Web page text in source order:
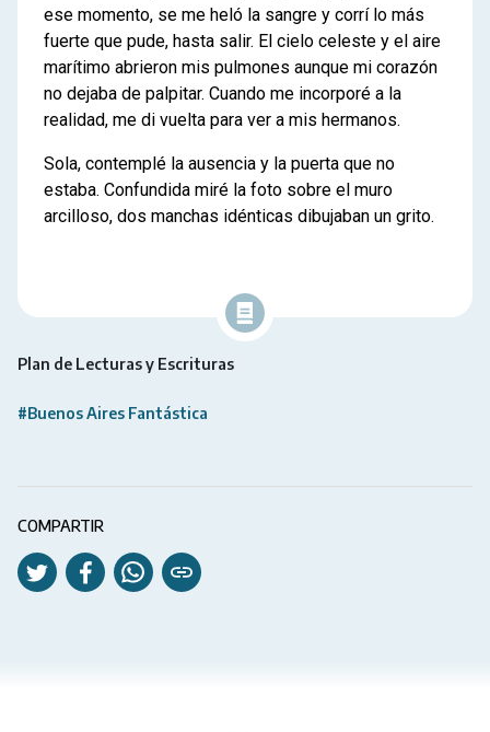
ese momento, se me heló la sangre y corrí lo más
fuerte que pude, hasta salir. El cielo celeste y el aire
marítimo abrieron mis pulmones aunque mi corazón
no dejaba de palpitar. Cuando me incorporé a la
realidad, me di vuelta para ver a mis hermanos.
Sola, contemplé la ausencia y la puerta que no
estaba. Confundida miré la foto sobre el muro
arcilloso, dos manchas idénticas dibujaban un grito.
Plan de Lecturas y Escrituras
#Buenos Aires Fantástica
COMPARTIR